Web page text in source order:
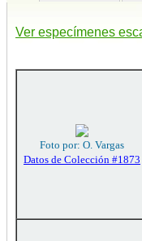
Ver especímenes
Foto por: O. Vargas
Datos de Colección #1873